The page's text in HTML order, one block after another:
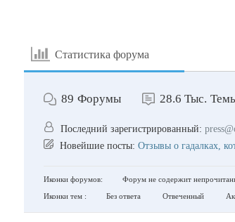
Статистика форума
89 Форумы 28.6 Тыс.
Последний зарегистрированный:
Новейшие посты: Отзывы о гадалках,
Иконки форумов: Форум не содержит
Иконки тем :
Без ответа Отвеченный